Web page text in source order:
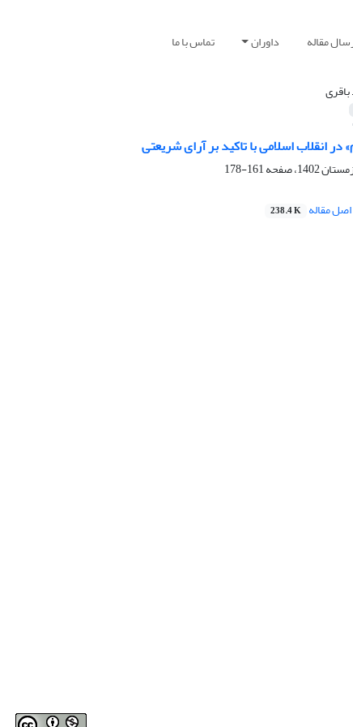
مقاله داوران تماس با ما
در انقلاب اسلامی با تاکید بر آرای شریعتی
161-178
اصل مقاله 238.4 K